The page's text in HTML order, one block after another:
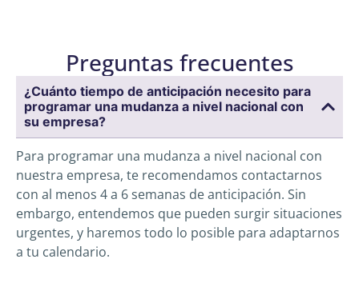
Preguntas frecuentes
¿Cuánto tiempo de anticipación necesito para
programar una mudanza a nivel nacional con
su empresa?
Para programar una mudanza a nivel nacional con
nuestra empresa, te recomendamos contactarnos
con al menos 4 a 6 semanas de anticipación. Sin
embargo, entendemos que pueden surgir situaciones
urgentes, y haremos todo lo posible para adaptarnos
a tu calendario.